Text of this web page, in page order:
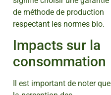
de méthode de production
respectant les normes bio.
Impacts sur la
consommation
Il est important de noter que